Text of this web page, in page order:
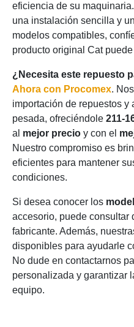
eficiencia de su
una instalación sencilla y
modelos compatibles,
producto original Cat puede
¿Necesita este repuesto
Ahora con Procomex.
importación de repuestos y
pesada, ofreciéndole 211-
al mejor precio y con el
Nuestro compromiso es
eficientes para mantener
condiciones.
Si desea conocer los
accesorio, puede consultar
fabricante. Además,
disponibles para ayudarle
No dude en contactarnos
personalizada y garantizar
equipo.